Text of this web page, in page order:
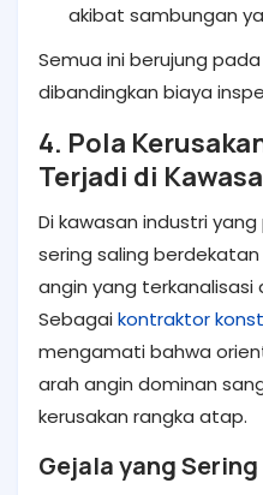
akibat sambungan
Semua ini berujung
dibandingkan biaya
4. Pola
Terjadi di
Di kawasan industri
sering saling
angin yang terkanalisasi
Sebagaikontraktor
mengamati bahwa
arah angin dominan
kerusakan rangka atap.
Gejala yang